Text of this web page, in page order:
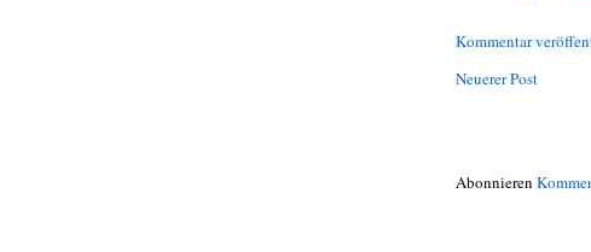
Kommentar
Neuerer Post
Abonnieren